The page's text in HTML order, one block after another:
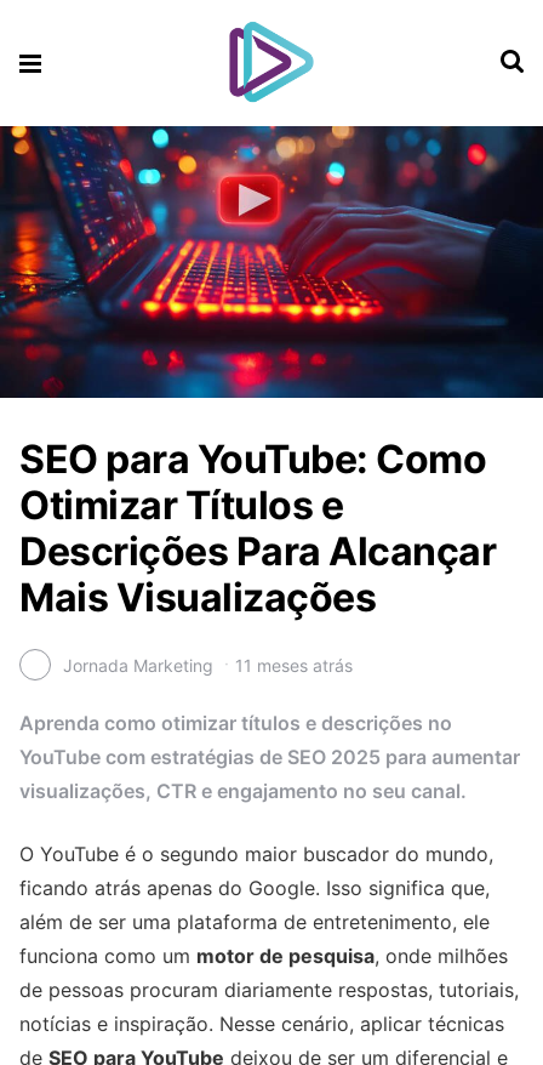
SEO para YouTube: Como
Otimizar Títulos e
Descrições Para Alcançar
Mais Visualizações
Jornada Marketing 11 meses atrás
Aprenda como otimizar títulos e descrições no
YouTube com estratégias de SEO 2025 para aumentar
visualizações, CTR e engajamento no seu canal.
O YouTube é o segundo maior buscador do mundo,
ficando atrás apenas do Google. Isso significa que,
além de ser uma plataforma de entretenimento, ele
funciona como um motor de pesquisa, onde milhões
de pessoas procuram diariamente respostas, tutoriais,
notícias e inspiração. Nesse cenário, aplicar técnicas
de SEO para YouTube deixou de ser um diferencial e